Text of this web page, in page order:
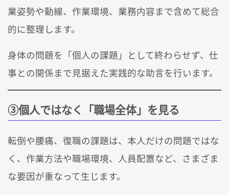
業姿勢や動線、作業環境、業務内容まで含めて総合
的に整理します。
身体の問題を「個人の課題」として終わらせず、仕
事との関係まで見据えた実践的な助言を行います。
③個人ではなく「職場全体」を見る
転倒や腰痛、復職の課題は、本人だけの問題ではな
く、作業方法や職場環境、人員配置など、さまざま
な要因が重なって生じます。